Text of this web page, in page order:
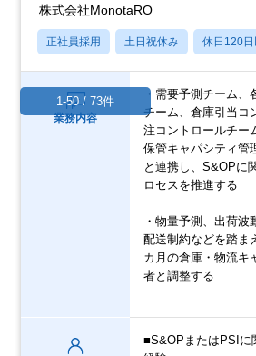
株式会社MonotaRO
正社員採用 土日祝休み 休日120日
業務内容
・需要予測チーム
チーム、倉庫引当コ
注コントロールチー
保管キャパシティ管
と連携し、S&OPに
ロセスを推進する
・物量予測、出荷波
配送制約などを踏ま
カ月の倉庫・物流キ
者と調整する
■S&OPまたはPSIに
1-50 / 73件